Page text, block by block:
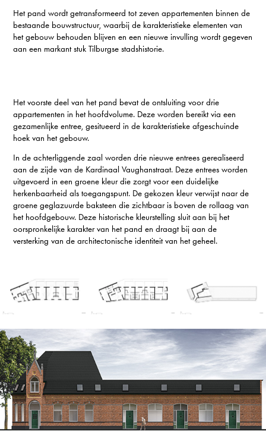
Het pand wordt getransformeerd tot zeven appartementen binnen de
bestaande bouwstructuur, waarbij de karakteristieke elementen van
het gebouw behouden blijven en een nieuwe invulling wordt gegeven
aan een markant stuk Tilburgse stadshistorie.
Het voorste deel van het pand bevat de ontsluiting voor drie
appartementen in het hoofdvolume. Deze worden bereikt via een
gezamenlijke entree, gesitueerd in de karakteristieke afgeschuinde
hoek van het gebouw.
In de achterliggende zaal worden drie nieuwe entrees gerealiseerd
aan de zijde van de Kardinaal Vaughanstraat. Deze entrees worden
uitgevoerd in een groene kleur die zorgt voor een duidelijke
herkenbaarheid als toegangspunt. De gekozen kleur verwijst naar de
groene geglazuurde baksteen die zichtbaar is boven de rollaag van
het hoofdgebouw. Deze historische kleurstelling sluit aan bij het
oorspronkelijke karakter van het pand en draagt bij aan de
versterking van de architectonische identiteit van het geheel.